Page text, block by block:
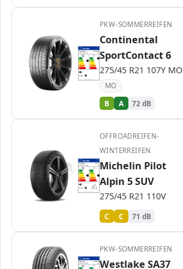
ENERG 477918
Continental
0311005000
275/45 R21 107Y
C1
A
B B
C
D
E
A
A
B
C
D
E
72 dB
PKW-SOMMERREIFEN
Continental
SportContact 6
275/45 R21 107Y MO
MO
B A 72 dB
ENERG 412392
Michelin
841717
275/45 R21 110V
C1
A
B
C C
D
E
A
B
C C
D
E
71 dB
OFFROADREIFEN-
WINTERREIFEN
Michelin Pilot
Alpin 5 SUV
275/45 R21 110V
C C 71 dB
ENERG 461424
Westlake
112606206
275/45 R21 110Y
C1
A A
PKW-SOMMERREIFEN
Westlake SA37